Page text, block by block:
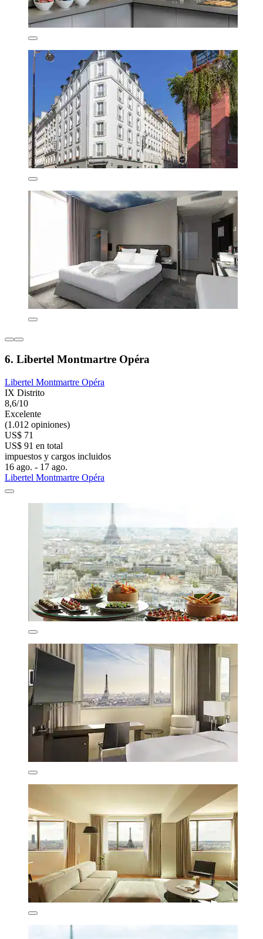
6. Libertel Montmartre Opéra
Libertel Montmartre Opéra
IX Distrito
8,6/10
Excelente
(1.012 opiniones)
US$ 71
US$ 91 en total
impuestos y cargos incluidos
16 ago. - 17 ago.
Libertel Montmartre Opéra